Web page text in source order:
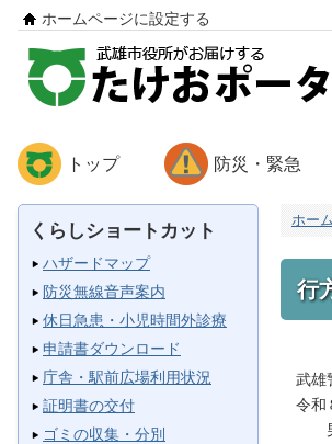
ホームページに設定する
トップ 防災・緊急
くらしショートカット
ハザードマップ
防災無線音声案内
休日急患・小児時間外診療
申請書ダウンロード
庁舎・駅前広場利用状況
証明書の交付
ゴミの収集・分別
ホーム
行
武雄
令和
男